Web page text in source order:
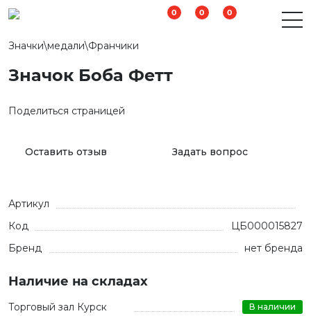
0 0 0
Значки\медали\Франчики
Значок Боба Фетт
Поделиться страницей
Оставить отзыв Задать вопрос
Артикул
Код
ЦБ000015827
Бренд
нет бренда
Наличие на складах
Торговый зал Курск В наличии